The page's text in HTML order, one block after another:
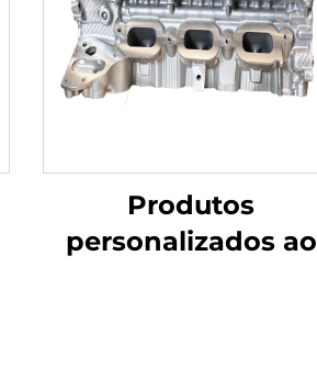
Produtos
personalizados ao